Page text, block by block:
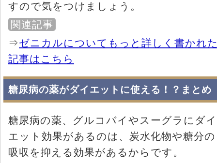
すので気をつけましょう。
関連記事
⇒ゼニカルについてもっと詳しく書かれ
記事はこちら
糖尿病の薬がダイエットに使える！？まとめ
糖尿病の薬、グルコバイやスーグラにダイ
エット効果があるのは、炭水化物や糖分の
吸収を抑える効果があるからです。